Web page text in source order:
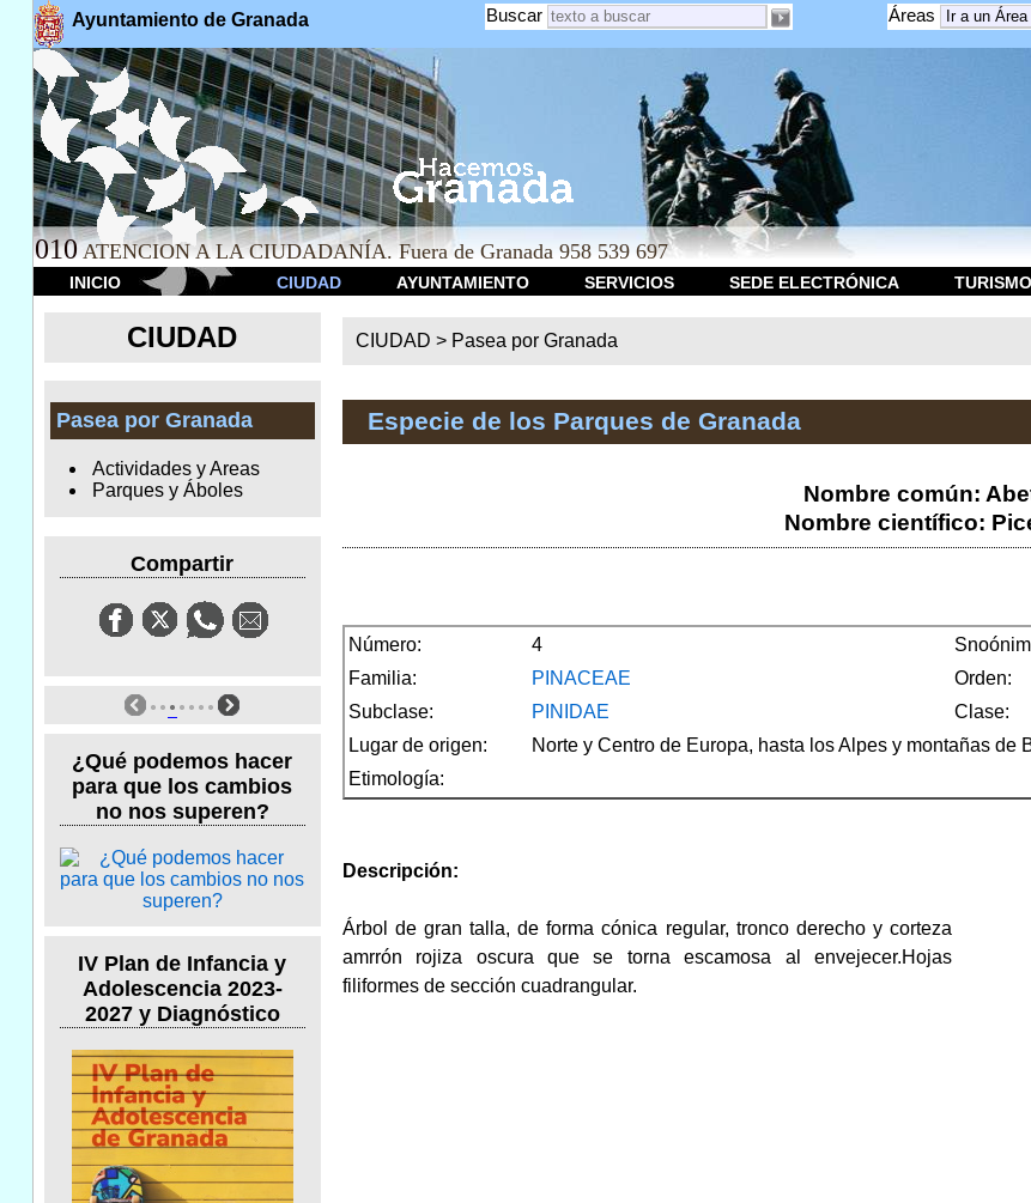
Ayuntamiento de Granada Áreas
Buscar
010 ATENCION A LA CIUDADANÍA. Fuera de Granada 958 539 697
INICIO CIUDAD AYUNTAMIENTO SERVICIOS SEDE ELECTRÓNICA TURISMO
CIUDAD
Pasea por Granada
Actividades y Areas
Parques y Áboles
Compartir
¿Qué podemos hacer
para que los cambios
no nos superen?
IV Plan de Infancia y
Adolescencia 2023-
2027 y Diagnóstico
CIUDAD > Pasea por Granada
Especie de los Parques de Granada
Nombre común:
Nombre científico:
Número: 4
Familia:
PINACEAE Orden:
Subclase:
PINIDAE Clase:
Lugar de origen:
Norte y Centro de Europa, hasta los Alpes y montañas de
Etimología:
Descripción:
Árbol de gran talla, de forma cónica regular, tronco derecho y corteza
amrrón rojiza oscura que se torna escamosa al envejecer.Hojas
filiformes de sección cuadrangular.